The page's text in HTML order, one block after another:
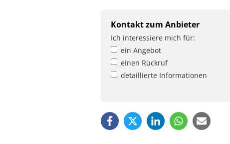
Kontakt zum Anbieter
Ich interessiere mich für:
ein Angebot
einen Rückruf
detaillierte Informationen